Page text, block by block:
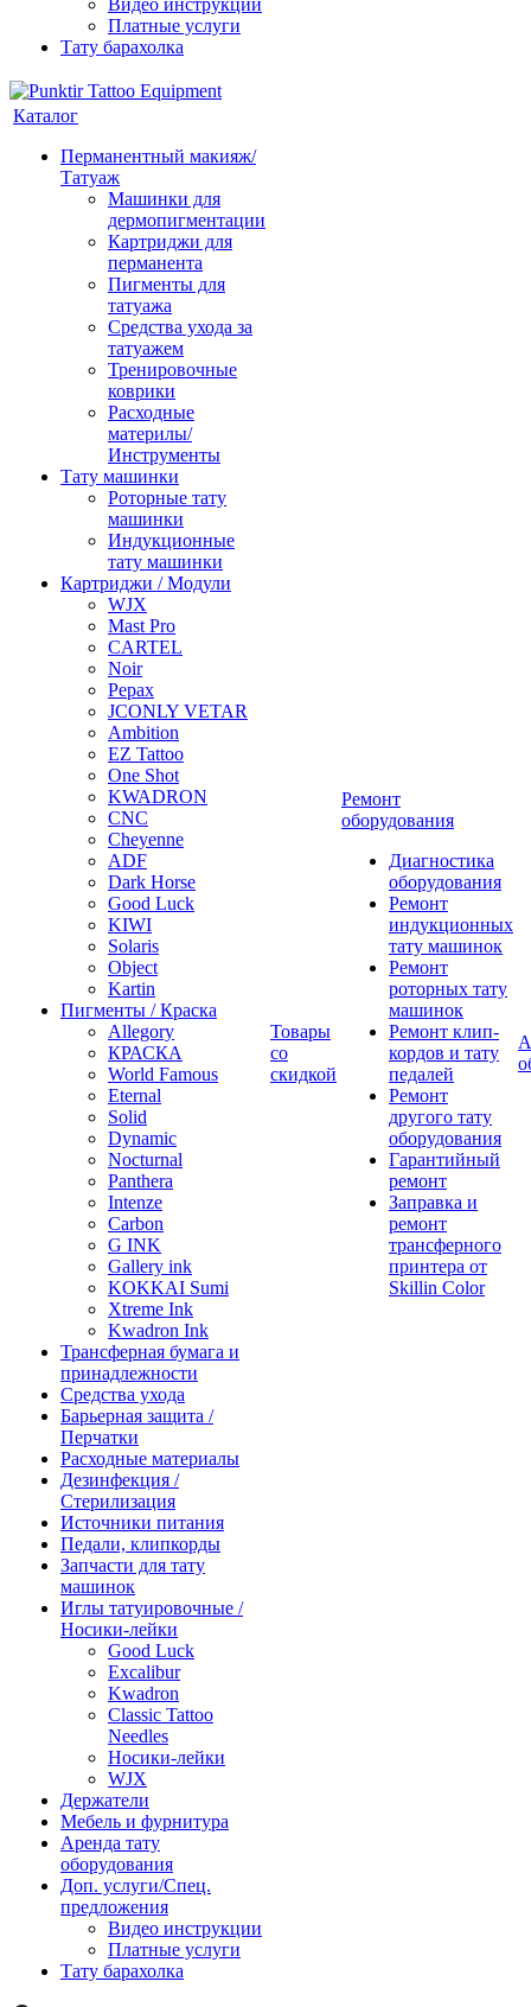
Видео инструкции
Платные услуги
Тату барахолка
Каталог
Перманентный макияж/
Татуаж
Машинки для
дермопигментации
Картриджи для
перманента
Пигменты для
татуажа
Средства ухода за
татуажем
Тренировочные
коврики
Расходные
материлы/
Инструменты
Тату машинки
Роторные тату
машинки
Индукционные
тату машинки
Картриджи / Модули
WJX
Mast Pro
CARTEL
Noir
Pepax
JCONLY VETAR
Ambition
EZ Tattoo
One Shot
KWADRON
CNC
Cheyenne
ADF
Dark Horse
Good Luck
KIWI
Solaris
Object
Kartin
Пигменты / Краска
Allegory
КРАСКА
World Famous
Eternal
Solid
Dynamic
Nocturnal
Panthera
Intenze
Carbon
G INK
Gallery ink
KOKKAI Sumi
Xtreme Ink
Kwadron Ink
Трансферная бумага и
принадлежности
Средства ухода
Барьерная защита /
Перчатки
Расходные материалы
Дезинфекция /
Стерилизация
Источники питания
Педали, клипкорды
Запчасти для тату
машинок
Иглы татуировочные /
Носики-лейки
Good Luck
Excalibur
Kwadron
Classic Tattoo
Needles
Носики-лейки
WJX
Держатели
Мебель и фурнитура
Аренда тату
оборудования
Доп. услуги/Спец.
предложения
Видео инструкции
Платные услуги
Тату барахолка
Товары
со
скидкой
Ремонт
оборудования
Диагностика
оборудования
Ремонт
индукционных
тату машинок
Ремонт
роторных тату
машинок
Ремонт клип-
кордов и тату
педалей
Ремонт
другого тату
оборудования
Гарантийный
ремонт
Заправка и
ремонт
трансферного
принтера от
Skillin Color